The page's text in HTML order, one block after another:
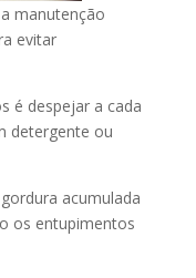
manutenção
evitar
é despejar a cada
detergente ou
acumulada
os entupimentos